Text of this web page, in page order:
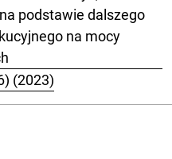
podstawie dalszego
na mocy
(2023)